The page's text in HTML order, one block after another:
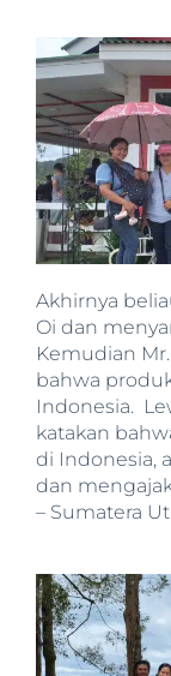
Akhirnya
Oi dan
Kemudian
bahwa
Indonesia.
katakan
di Indonesia,
dan
– Sumatera